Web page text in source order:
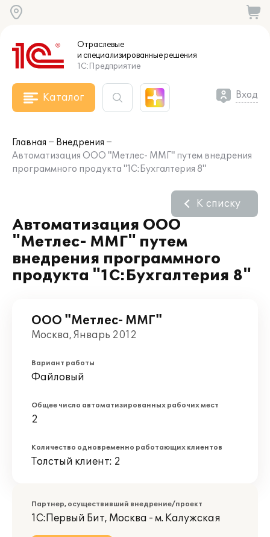
Отраслевые
и специализированныерешения
1С:Предприятие
Каталог Вход
Главная
Внедрения
Автоматизация ООО "Метлес- ММГ" путем внедрения
программного продукта "1С:Бухгалтерия 8"
Автоматизация ООО
"Метлес- ММГ" путем
внедрения программного
продукта "1С:Бухгалтерия 8"
К списку
ООО "Метлес- ММГ"
Москва, Январь 2012
Вариант работы
Файловый
Общее число автоматизированных рабочих мест
2
Количество одновременно работающих клиентов
Толстый клиент: 2
Партнер, осуществивший внедрение/проект
1С:Первый Бит, Москва - м. Калужская